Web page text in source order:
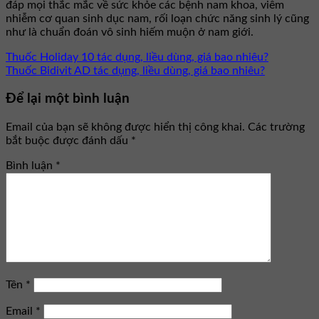
đáp mọi thắc mắc về sức khỏe các bệnh nam khoa, viêm
nhiễm cơ quan sinh dục nam, rối loạn chức năng sinh lý cũng
như là chuẩn đoán vô sinh hiếm muộn ở nam giới.
Thuốc Holiday 10 tác dụng, liều dùng, giá bao nhiêu?
Thuốc Bidivit AD tác dụng, liều dùng, giá bao nhiêu?
Để lại một bình luận
Email của bạn sẽ không được hiển thị công khai. Các trường
bắt buộc được đánh dấu *
Bình luận *
Tên *
Email *